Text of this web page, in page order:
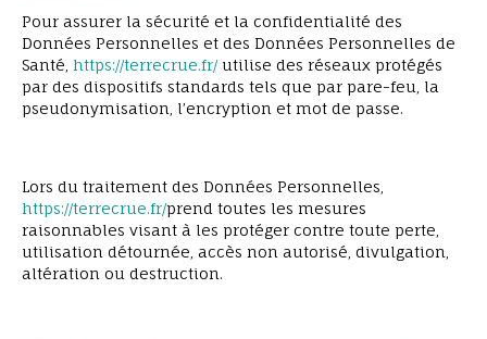
Pour assurer la sécurité et la confidentialité des
Données Personnelles et des Données Personnelles de
Santé, https://terrecrue.fr/utilise des réseaux protégés
par des dispositifs standards tels que par pare-feu, la
pseudonymisation, l’encryption et mot de passe.
Lors du traitement des Données Personnelles,
https://terrecrue.fr/prend toutes les mesures
raisonnables visant à les protéger contre toute perte,
utilisation détournée, accès non autorisé, divulgation,
altération ou destruction.